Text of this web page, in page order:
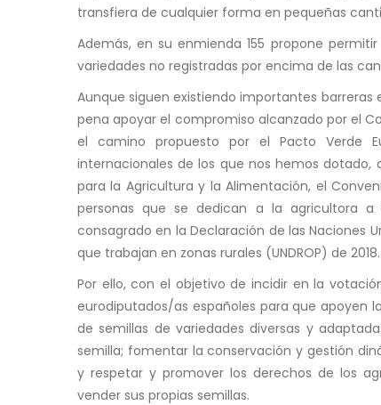
transfiera de cualquier forma en pequeñas
Además, en su enmienda 155 propone
variedades no registradas por encima de las
Aunque siguen existiendo importantes
pena apoyar el compromiso alcanzado por el
el camino propuesto por el Pacto Verde
internacionales de los que nos hemos dotado,
para la Agricultura y la Alimentación, el
personas que se dedican a la agricultora a
consagrado en la Declaración de las Naciones
que trabajan en zonas rurales (UNDROP) de 2018.
Por ello, con el objetivo de incidir en la
eurodiputados/as españoles para que apoyen
de semillas de variedades diversas y
semilla; fomentar la conservación y gestión
y respetar y promover los derechos de los
vender sus propias semillas.